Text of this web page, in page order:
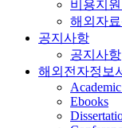
비용지
해외자
공지사항
공지사항
해외전자정보
Ebooks